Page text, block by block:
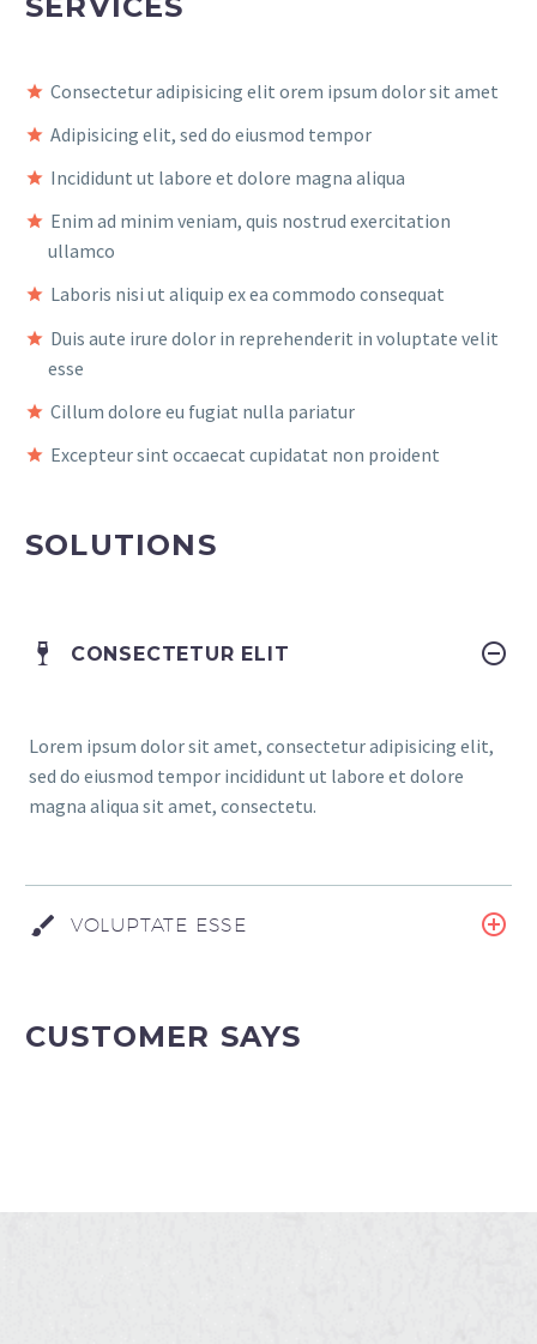
Consectetur adipisicing elit orem ipsum dolor sit amet
Adipisicing elit, sed do eiusmod tempor
Incididunt ut labore et dolore magna aliqua
Enim ad minim veniam, quis nostrud exercitation
ullamco
Laboris nisi ut aliquip ex ea commodo consequat
Duis aute irure dolor in reprehenderit in voluptate velit
esse
Cillum dolore eu fugiat nulla pariatur
Excepteur sint occaecat cupidatat non proident
SOLUTIONS
CONSECTETUR ELIT
Lorem ipsum dolor sit amet, consectetur adipisicing elit,
sed do eiusmod tempor incididunt ut labore et dolore
magna aliqua sit amet, consectetu.
VOLUPTATE ESSE
CUSTOMER SAYS